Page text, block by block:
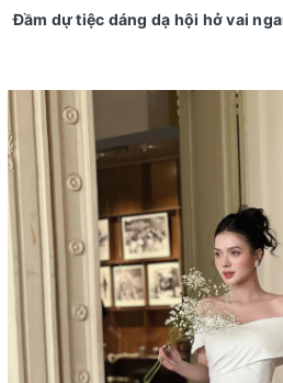
Đầm dự tiệc dáng dạ hội hở vai